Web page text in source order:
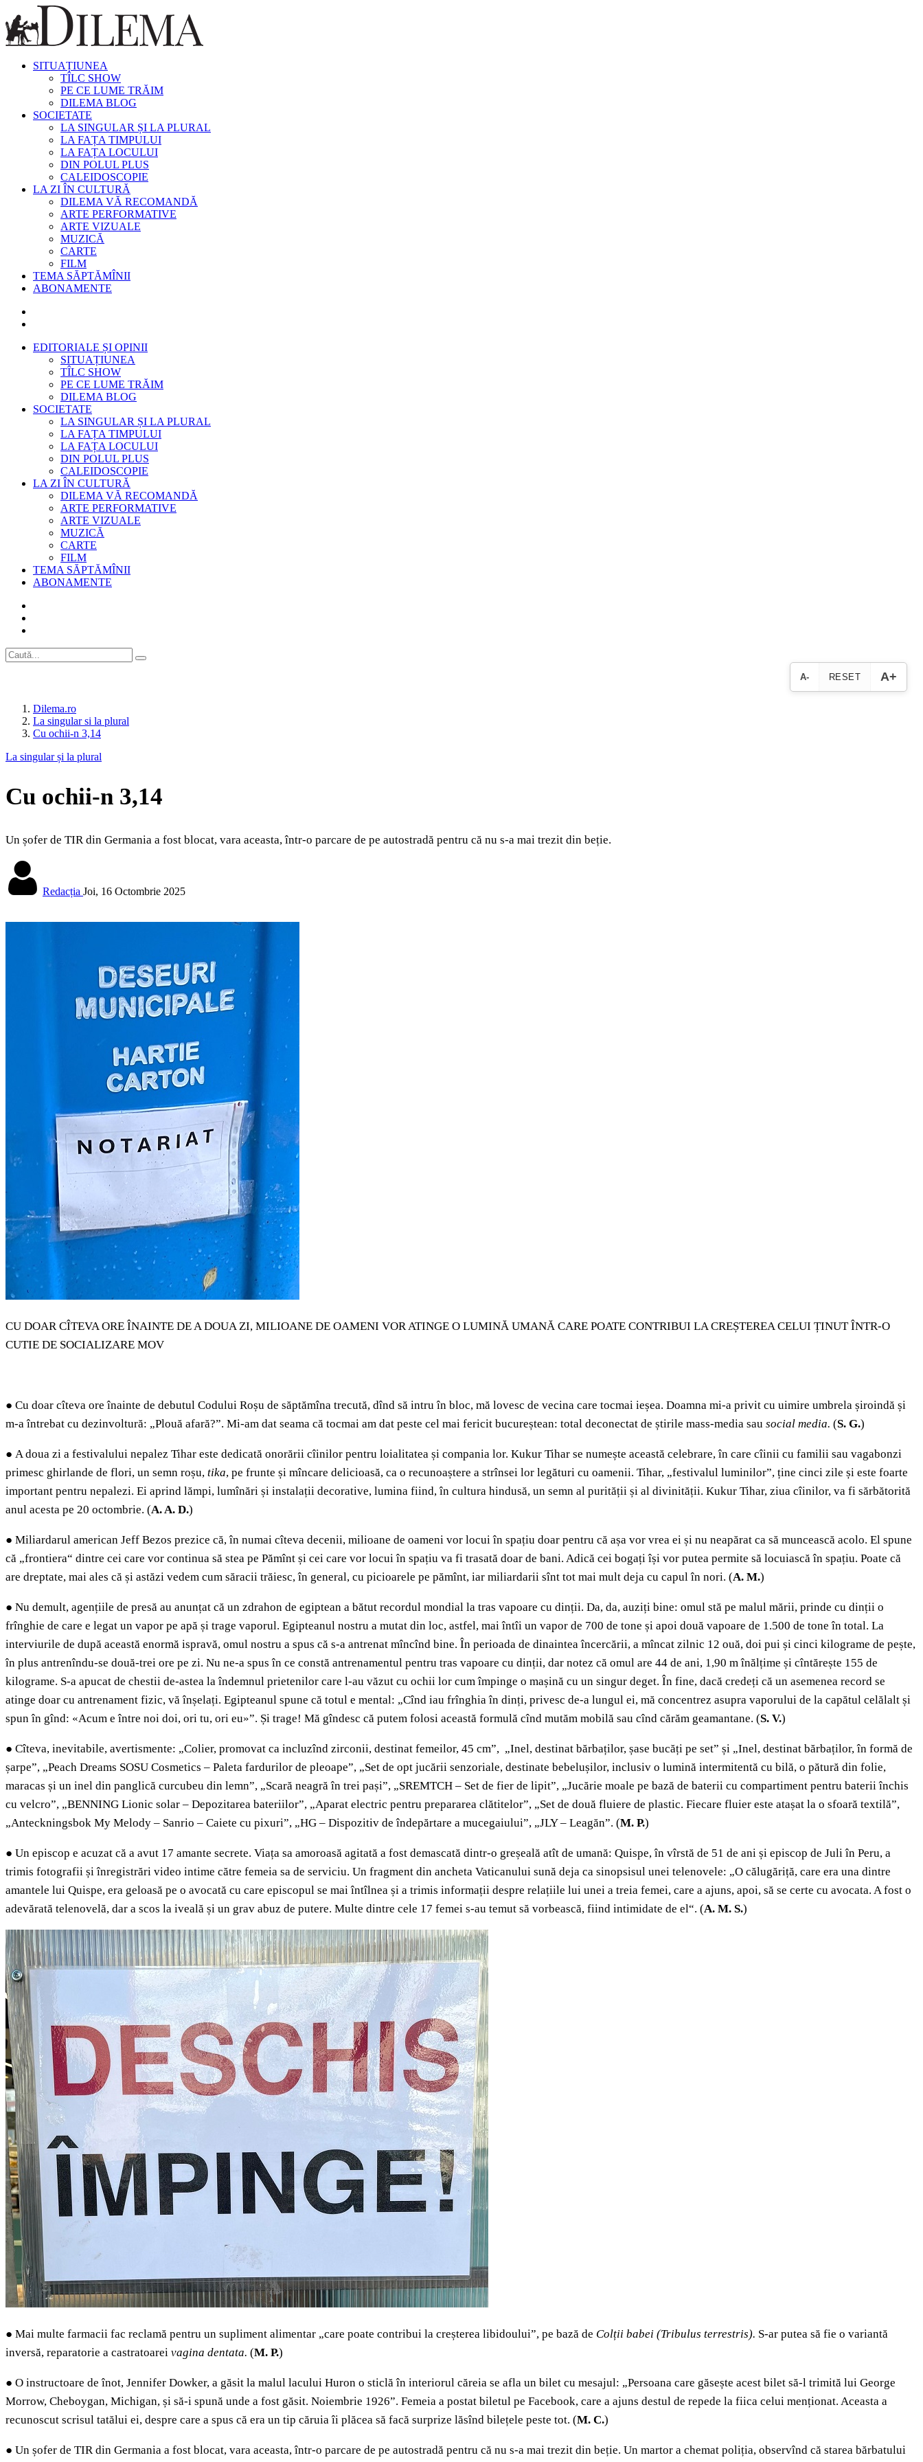
SITUAȚIUNEA
TÎLC SHOW
PE CE LUME TRĂIM
DILEMA BLOG
SOCIETATE
LA SINGULAR ȘI LA PLURAL
LA FAȚA TIMPULUI
LA FAȚA LOCULUI
DIN POLUL PLUS
CALEIDOSCOPIE
LA ZI ÎN CULTURĂ
DILEMA VĂ RECOMANDĂ
ARTE PERFORMATIVE
ARTE VIZUALE
MUZICĂ
CARTE
FILM
TEMA SĂPTĂMÎNII
ABONAMENTE
EDITORIALE ȘI OPINII
SITUAȚIUNEA
TÎLC SHOW
PE CE LUME TRĂIM
DILEMA BLOG
SOCIETATE
LA SINGULAR ȘI LA PLURAL
LA FAȚA TIMPULUI
LA FAȚA LOCULUI
DIN POLUL PLUS
CALEIDOSCOPIE
LA ZI ÎN CULTURĂ
DILEMA VĂ RECOMANDĂ
ARTE PERFORMATIVE
ARTE VIZUALE
MUZICĂ
CARTE
FILM
TEMA SĂPTĂMÎNII
ABONAMENTE
A- RESET A+
Dilema.ro
La singular si la plural
Cu ochii‑n 3,14
La singular și la plural
Cu ochii‑n 3,14
Un șofer de TIR din Germania a fost blocat, vara aceasta, într-o parcare de pe autostradă pentru că nu s-a mai trezit din beție.
Redacția Joi, 16 Octombrie 2025
CU DOAR CÎTEVA ORE ÎNAINTE DE A DOUA ZI, MILIOANE DE OAMENI VOR ATINGE O LUMINĂ UMANĂ CARE POATE CONTRIBUI LA CREȘTEREA CELUI ȚINUT ÎNTR-O
CUTIE DE SOCIALIZARE MOV
● Cu doar cîteva ore înainte de debutul Codului Roșu de săptămîna trecută, dînd să intru în bloc, mă lovesc de vecina care tocmai ieșea. Doamna mi-a privit cu uimire umbrela șiroindă și
m-a întrebat cu dezinvoltură: „Plouă afară?”. Mi-am dat seama că tocmai am dat peste cel mai fericit bucureștean: total deconectat de știrile mass-media sau social media. (S. G.)
● A doua zi a festivalului nepalez Tihar este dedicată onorării cîinilor pentru loialitatea și compania lor. Kukur Tihar se numește această celebrare, în care cîinii cu familii sau vagabonzi
primesc ghirlande de flori, un semn roșu, tika, pe frunte și mîncare delicioasă, ca o recunoaștere a strînsei lor legături cu oamenii. Tihar, „festivalul luminilor”, ține cinci zile și este foarte
important pentru nepalezi. Ei aprind lămpi, lumînări și instalații decorative, lumina fiind, în cultura hindusă, un semn al purității și al divinității. Kukur Tihar, ziua cîinilor, va fi sărbătorită
anul acesta pe 20 octombrie. (A. A. D.)
● Miliardarul american Jeff Bezos prezice că, în numai cîteva decenii, milioane de oameni vor locui în spațiu doar pentru că așa vor vrea ei și nu neapărat ca să muncească acolo. El spune
că „frontiera“ dintre cei care vor continua să stea pe Pămînt și cei care vor locui în spațiu va fi trasată doar de bani. Adică cei bogați își vor putea permite să locuiască în spațiu. Poate că
are dreptate, mai ales că și astăzi vedem cum săracii trăiesc, în general, cu picioarele pe pămînt, iar miliardarii sînt tot mai mult deja cu capul în nori. (A. M.)
● Nu demult, agențiile de presă au anunțat că un zdrahon de egiptean a bătut recordul mondial la tras vapoare cu dinții. Da, da, auziți bine: omul stă pe malul mării, prinde cu dinții o
frînghie de care e legat un vapor pe apă și trage vaporul. Egipteanul nostru a mutat din loc, astfel, mai întîi un vapor de 700 de tone și apoi două vapoare de 1.500 de tone în total. La
interviurile de după această enormă ispravă, omul nostru a spus că s-a antrenat mîncînd bine. În perioada de dinaintea încercării, a mîncat zilnic 12 ouă, doi pui și cinci kilograme de pește,
în plus antrenîndu-se două-trei ore pe zi. Nu ne-a spus în ce constă antrenamentul pentru tras vapoare cu dinții, dar notez că omul are 44 de ani, 1,90 m înălțime și cîntărește 155 de
kilograme. S-a apucat de chestii de-astea la îndemnul prietenilor care l-au văzut cu ochii lor cum împinge o mașină cu un singur deget. În fine, dacă credeți că un asemenea record se
atinge doar cu antrenament fizic, vă înșelați. Egipteanul spune că totul e mental: „Cînd iau frînghia în dinți, privesc de-a lungul ei, mă concentrez asupra vaporului de la capătul celălalt și
spun în gînd: «Acum e între noi doi, ori tu, ori eu»”. Și trage! Mă gîndesc că putem folosi această formulă cînd mutăm mobilă sau cînd cărăm geamantane. (S. V.)
● Cîteva, inevitabile, avertismente: „Colier, promovat ca incluzînd zirconii, destinat femeilor, 45 cm”, „Inel, destinat bărbaților, șase bucăți pe set” și „Inel, destinat bărbaților, în formă de
șarpe”, „Peach Dreams SOSU Cosmetics – Paleta fardurilor de pleoape”, „Set de opt jucării senzoriale, destinate bebelușilor, inclusiv o lumină intermitentă cu bilă, o pătură din folie,
maracas și un inel din panglică curcubeu din lemn”, „Scară neagră în trei pași”, „SREMTCH – Set de fier de lipit”, „Jucărie moale pe bază de baterii cu compartiment pentru baterii închis
cu velcro”, „BENNING Lionic solar – Depozitarea bateriilor”, „Aparat electric pentru prepararea clătitelor”, „Set de două fluiere de plastic. Fiecare fluier este atașat la o sfoară textilă”,
„Anteckningsbok My Melody – Sanrio – Caiete cu pixuri”, „HG – Dispozitiv de îndepărtare a mucegaiului”, „JLY – Leagăn”. (M. P.)
● Un episcop e acuzat că a avut 17 amante secrete. Viața sa amoroasă agitată a fost demascată dintr-o greșeală atît de umană: Quispe, în vîrstă de 51 de ani și episcop de Juli în Peru, a
trimis fotografii și înregistrări video intime către femeia sa de serviciu. Un fragment din ancheta Vaticanului sună deja ca sinopsisul unei telenovele: „O călugăriță, care era una dintre
amantele lui Quispe, era geloasă pe o avocată cu care episcopul se mai întîlnea și a trimis informații despre relațiile lui unei a treia femei, care a ajuns, apoi, să se certe cu avocata. A fost o
adevărată telenovelă, dar a scos la iveală și un grav abuz de putere. Multe dintre cele 17 femei s-au temut să vorbească, fiind intimidate de el“. (A. M. S.)
● Mai multe farmacii fac reclamă pentru un supliment alimentar „care poate contribui la creșterea libidoului”, pe bază de Colții babei (Tribulus terrestris). S-ar putea să fie o variantă
inversă, reparatorie a castratoarei vagina dentata. (M. P.)
● O instructoare de înot, Jennifer Dowker, a găsit la malul lacului Huron o sticlă în interiorul căreia se afla un bilet cu mesajul: „Persoana care găsește acest bilet să-l trimită lui George
Morrow, Cheboygan, Michigan, și să-i spună unde a fost găsit. Noiembrie 1926”. Femeia a postat biletul pe Facebook, care a ajuns destul de repede la fiica celui menționat. Aceasta a
recunoscut scrisul tatălui ei, despre care a spus că era un tip căruia îi plăcea să facă surprize lăsînd bilețele peste tot. (M. C.)
● Un șofer de TIR din Germania a fost blocat, vara aceasta, într-o parcare de pe autostradă pentru că nu s-a mai trezit din beție. Un martor a chemat poliția, observînd că starea bărbatului